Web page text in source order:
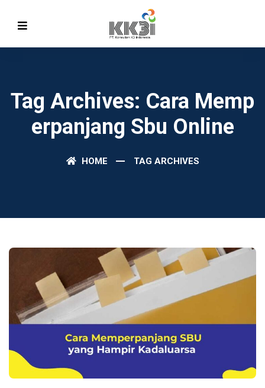
Tag Archives: Cara Memp
Erpanjang Sbu Online
HOME TAG ARCHIVES